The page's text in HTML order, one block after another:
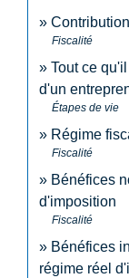
Fiscalité
Tout ce
d'un
Étapes de vie
Régime
Fiscalité
Bénéfices
d'imposition
Fiscalité
Bénéfices
régime réel